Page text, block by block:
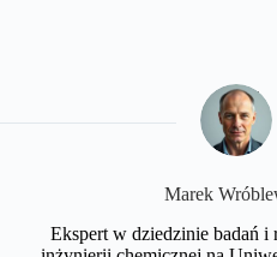
Marek
Ekspert w dziedzinie badań i